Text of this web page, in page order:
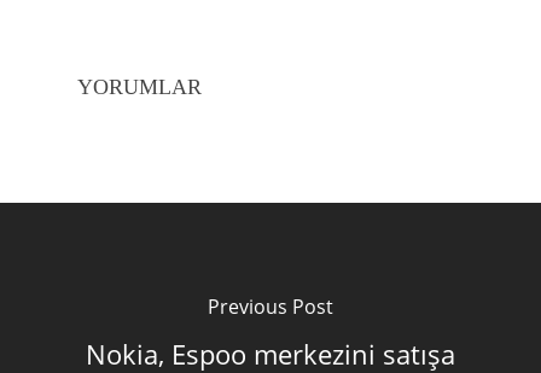
YORUMLAR
Previous Post
Nokia, Espoo merkezini satışa